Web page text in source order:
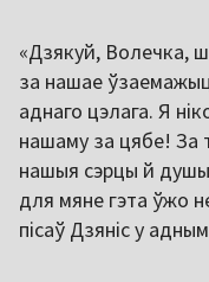
«Дзякуй, Волечка,
за нашае
аднаго цэлага. Я
нашаму за цябе! За
нашыя сэрцы й
для мяне гэта ўжо
пісаў Дзяніс у